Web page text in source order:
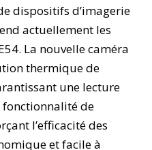
dispositifs d’imagerie
actuellement les
La nouvelle caméra
thermique de
une lecture
fonctionnalité de
l’efficacité des
et facile à